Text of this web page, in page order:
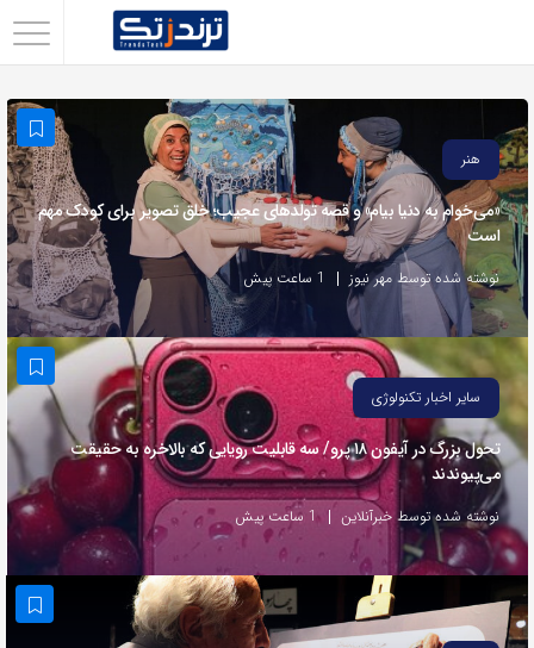
با
استفاده
از
روش‌های
زیر
می‌توانید
این
صفحه
با
دوستان
خود
به
اشتراک
بگذارید.
هنر
«می‌خوام به دنیا بیام» و قصه تولدهای عجیب؛ خلق تصویر برای کودک مهم
است
نوشته شده توسط مهر نیوز 1 ساعت پیش
سایر اخبار تکنولوژی
تحول بزرگ در آیفون ۱۸ پرو/ سه قابلیت رویایی که بالاخره به حقیقت
می‌پیوندند
نوشته شده توسط خبرآنلاین 1 ساعت پیش